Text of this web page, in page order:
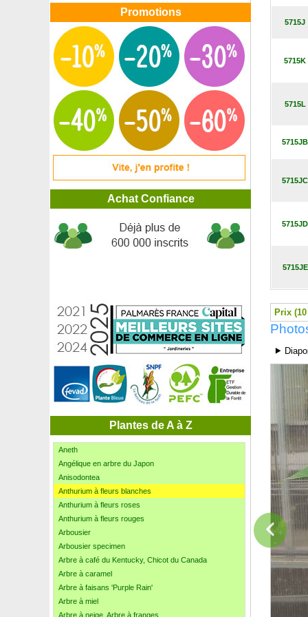
Promotions
Achat Confiance
Plantes de A à Z
Agapanthe 'Queen Mum'
Agastache bleue, Anis hysope
Agave des montagnes
Aglaonème, Aglaonema
Airelle rouge
Ajonc d'Europe
Akébie à cinq feuilles, Akebia
Albizia julibrissin 'Ombrella'
Albizia julibrissin 'Summer chocolate'
Albizia pleureur 'Chocolate Fountain'
Aliboufier pourpre 'Purple Dress'
Alisier de Suède
Aloe vera
Amandier à fruits
Ancolie 'Blue Star'
Ancolie 'Crismon Star'
Ancolie 'Kristall'
Ancolie 'Nora Barlow'
Andromède campanulée
Andromède en arbre
Andromède, Pieris
Anémone du Japon rose
Anémone du Japon rose foncé
Aneth
Angélique en arbre du Japon
Anisodontea
Anthurium à fleurs blanches
Anthurium à fleurs roses
Anthurium à fleurs rouges
Arbousier
Arbousier specimen
Arbre à café du Kentucky, Chicot du Canada
Arbre à caramel
Arbre à faisans 'Purple Rain'
Arbre à miel
Arbre à neige, Arbre à franges
5715J
5715K
5715L
5715JB
5715JC
5715JD
5715JE
Prix
⯈